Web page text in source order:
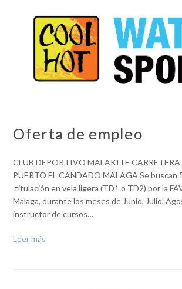
Oferta de empleo
CLUB DEPORTIVO MALAKITE CARRETERA
PUERTO EL CANDADO MALAGA Se
titulación en vela ligera (TD1 o TD2) por la
Malaga, durante los meses de Junio, Julio,
instructor de cursos…
Leer más